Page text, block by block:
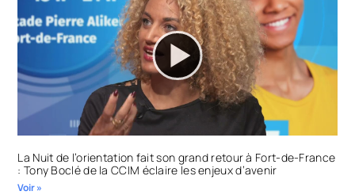
La Nuit de l’orientation fait son grand retour à Fort-de-France
: Tony Boclé de la CCIM éclaire les enjeux d’avenir
Voir »